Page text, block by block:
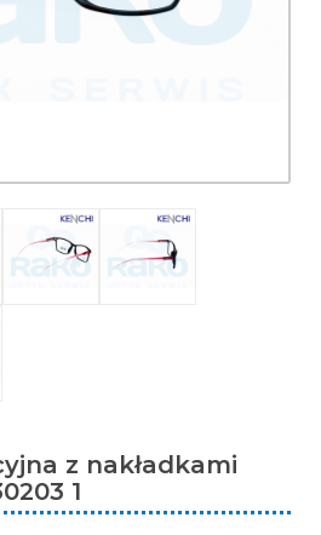
z nakładkami
1